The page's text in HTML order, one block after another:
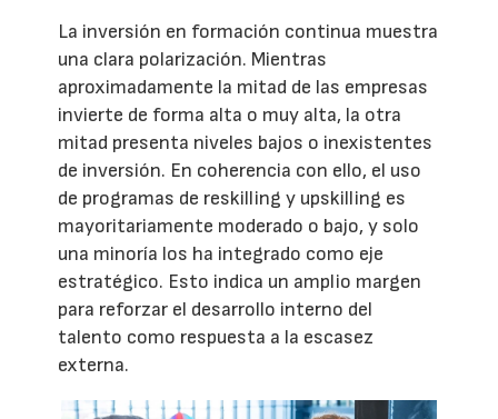
La inversión en formación continua muestra
una clara polarización. Mientras
aproximadamente la mitad de las empresas
invierte de forma alta o muy alta, la otra
mitad presenta niveles bajos o inexistentes
de inversión. En coherencia con ello, el uso
de programas de reskilling y upskilling es
mayoritariamente moderado o bajo, y solo
una minoría los ha integrado como eje
estratégico. Esto indica un amplio margen
para reforzar el desarrollo interno del
talento como respuesta a la escasez
externa.